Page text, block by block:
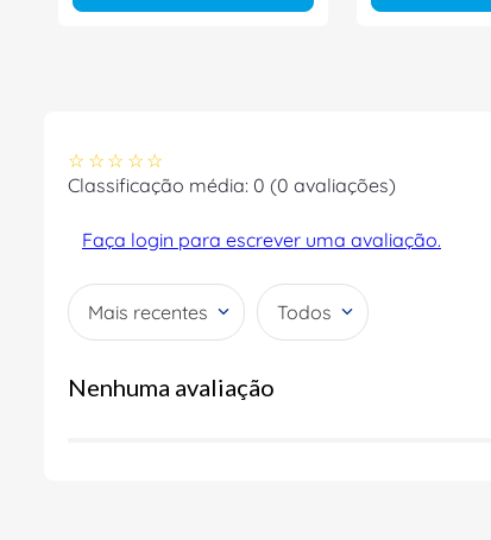
☆ ☆ ☆ ☆ ☆
Classificação média: 0 (0 avaliações)
Faça login para escrever uma avaliação.
Mais recentes Todos
Nenhuma avaliação